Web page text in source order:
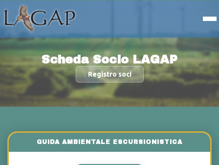
Scheda Socio LAGAP
Registro soci